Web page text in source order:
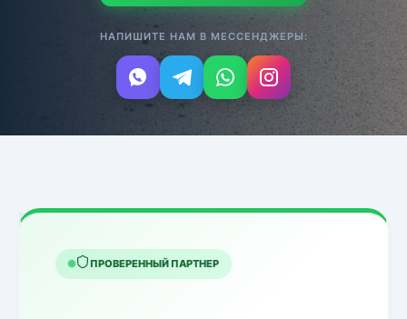
НАПИШИТЕ НАМ В МЕССЕНДЖЕРЫ:
ПРОВЕРЕННЫЙ ПАРТНЕР